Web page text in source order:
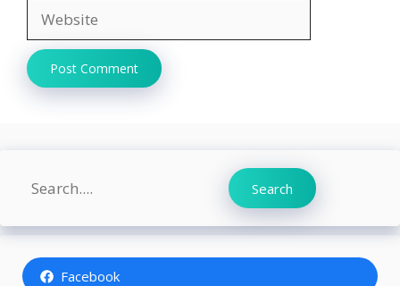
Search Search
Facebook